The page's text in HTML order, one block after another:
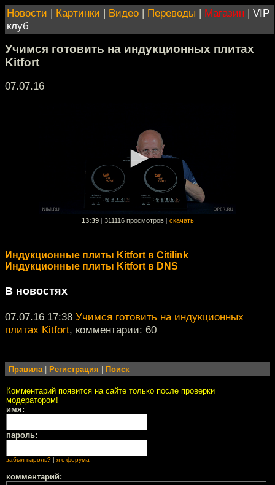
Новости | Картинки | Видео | Переводы | Магазин | VIP
клуб
Учимся готовить на индукционных плитах
Kitfort
07.07.16
13:39 311116 просмотров скачать
Индукционные плиты Kitfort в Citilink
Индукционные плиты Kitfort в DNS
В новостях
07.07.16 17:38 Учимся готовить на индукционных
плитах Kitfort, комментарии: 60
Правила| Регистрация Поиск
Комментарий появится на сайте только после проверки
модератором!
имя:
пароль:
забыл пароль? я с форума
комментарий: